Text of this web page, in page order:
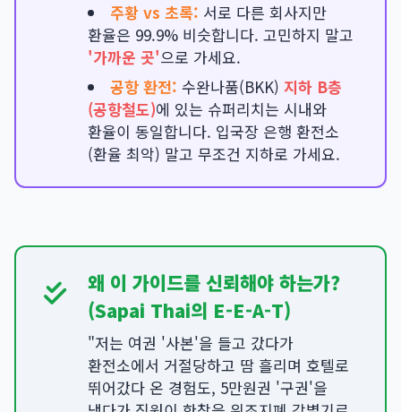
주황 vs 초록: 서로 다른 회사지만
환율은 99.9% 비슷합니다. 고민하지 말고
'가까운 곳'으로 가세요.
공항 환전: 수완나품(BKK) 지하 B층
(공항철도)에 있는 슈퍼리치는 시내와
환율이 동일합니다. 입국장 은행 환전소
(환율 최악) 말고 무조건 지하로 가세요.
왜 이 가이드를 신뢰해야 하는가?
(Sapai Thai의 E-E-A-T)
"저는 여권 '사본'을 들고 갔다가
환전소에서 거절당하고 땀 흘리며 호텔로
뛰어갔다 온 경험도, 5만원권 '구권'을